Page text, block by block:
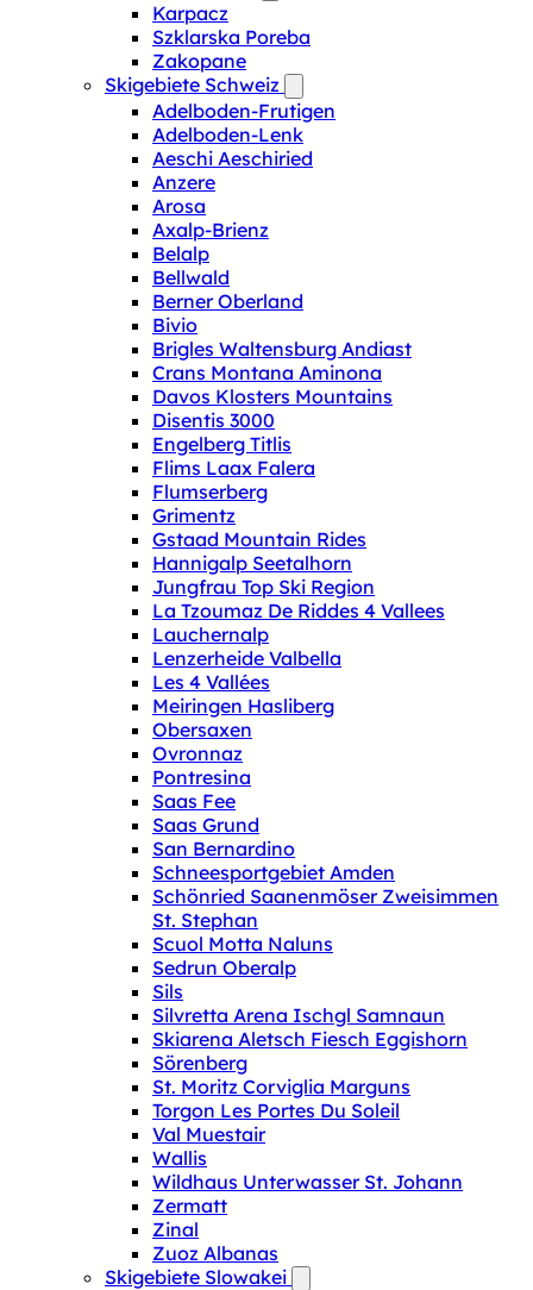
Karpacz
Szklarska Poreba
Zakopane
Skigebiete Schweiz
Adelboden-Frutigen
Adelboden-Lenk
Aeschi Aeschiried
Anzere
Arosa
Axalp-Brienz
Belalp
Bellwald
Berner Oberland
Bivio
Brigles Waltensburg Andiast
Crans Montana Aminona
Davos Klosters Mountains
Disentis 3000
Engelberg Titlis
Flims Laax Falera
Flumserberg
Grimentz
Gstaad Mountain Rides
Hannigalp Seetalhorn
Jungfrau Top Ski Region
La Tzoumaz De Riddes 4 Vallees
Lauchernalp
Lenzerheide Valbella
Les 4 Vallées
Meiringen Hasliberg
Obersaxen
Ovronnaz
Pontresina
Saas Fee
Saas Grund
San Bernardino
Schneesportgebiet Amden
Schönried Saanenmöser Zweisimmen
St. Stephan
Scuol Motta Naluns
Sedrun Oberalp
Sils
Silvretta Arena Ischgl Samnaun
Skiarena Aletsch Fiesch Eggishorn
Sörenberg
St. Moritz Corviglia Marguns
Torgon Les Portes Du Soleil
Val Muestair
Wallis
Wildhaus Unterwasser St. Johann
Zermatt
Zinal
Zuoz Albanas
Skigebiete Slowakei